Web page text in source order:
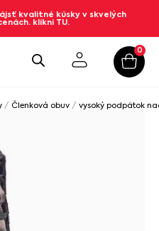
kvalitné kúsky v skvelých
klikni TU.
0
/ Členková obuv / vysoký podpätok